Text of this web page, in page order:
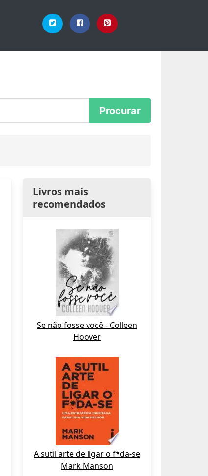
Livros mais
recomendados
Se não fosse você - Colleen
Hoover
A sutil arte de ligar o f*da-se
Mark Manson